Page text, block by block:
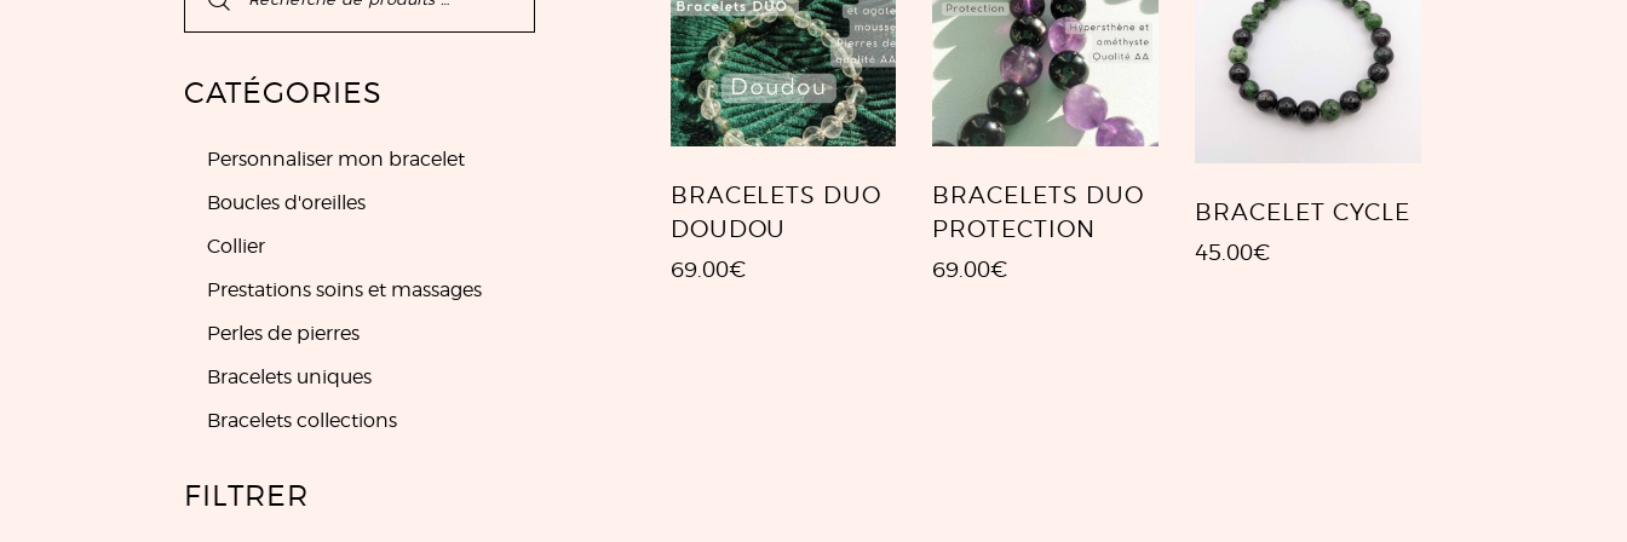
BRACELETS DUO
DOUDOU
69.00€
BRACELETS DUO
PROTECTION
69.00€
BRACELET CYCLE
45.00€
CATÉGORIES
Personnaliser mon bracelet
Boucles d'oreilles
Collier
Prestations soins et massages
Perles de pierres
Bracelets uniques
Bracelets collections
FILTRER